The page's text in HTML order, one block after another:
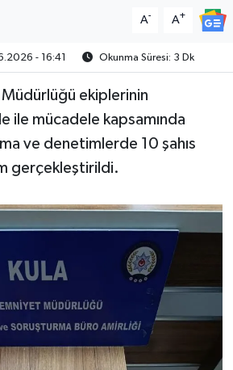
A- A+
- 16:41 Okunma Süresi: 3 Dk
ekiplerinin
ile mücadele kapsamında
ve denetimlerde 10 şahıs
gerçekleştirildi.